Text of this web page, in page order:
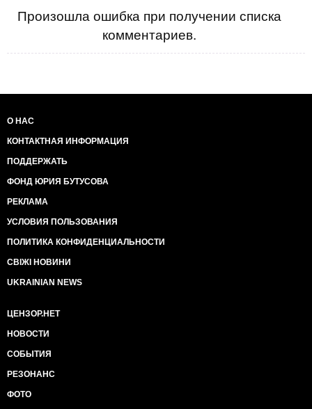
Произошла ошибка при получении списка
комментариев.
О НАС
КОНТАКТНАЯ ИНФОРМАЦИЯ
ПОДДЕРЖАТЬ
ФОНД ЮРИЯ БУТУСОВА
РЕКЛАМА
УСЛОВИЯ ПОЛЬЗОВАНИЯ
ПОЛИТИКА КОНФИДЕНЦИАЛЬНОСТИ
СВІЖІ НОВИНИ
UKRAINIAN NEWS
ЦЕНЗОР.НЕТ
НОВОСТИ
СОБЫТИЯ
РЕЗОНАНС
ФОТО